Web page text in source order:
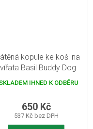
kopule ke koši na
Basil Buddy Dog
IHNED K ODBĚRU
537 Kč bez DPH
650 Kč